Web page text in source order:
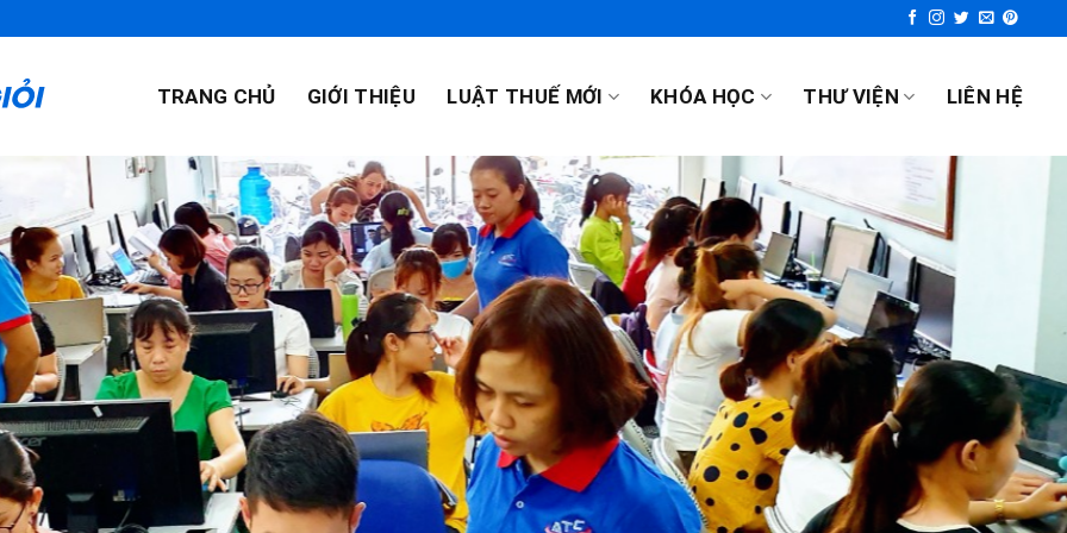
TRANG CHỦ GIỚI THIỆU LUẬT THUẾ MỚI KHÓA HỌC THƯ VIỆN LIÊN HỆ